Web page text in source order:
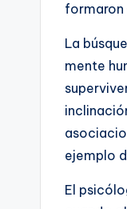
formaron
La
mente
ejemplo
El